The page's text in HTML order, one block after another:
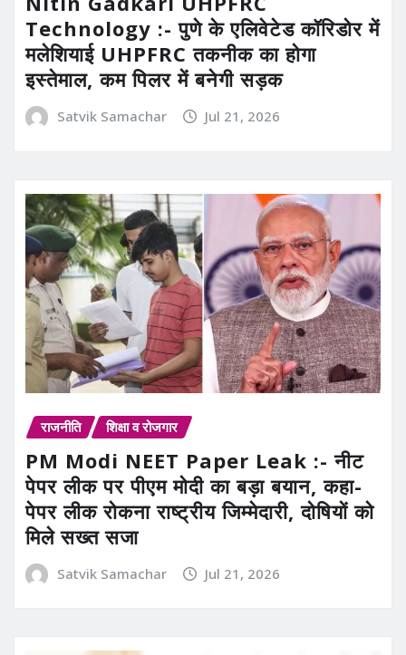
Technology :- पुणे के एलिवेटेड कॉरिडोर में
मलेशियाई UHPFRC तकनीक का होगा
इस्तेमाल, कम पिलर में बनेगी सड़क
Satvik Samachar Jul 21, 2026
राजनीति शिक्षा व रोजगार
PM Modi NEET Paper Leak :- नीट
पेपर लीक पर पीएम मोदी का बड़ा बयान, कहा-
पेपर लीक रोकना राष्ट्रीय जिम्मेदारी, दोषियों को
मिले सख्त सजा
Satvik Samachar Jul 21, 2026